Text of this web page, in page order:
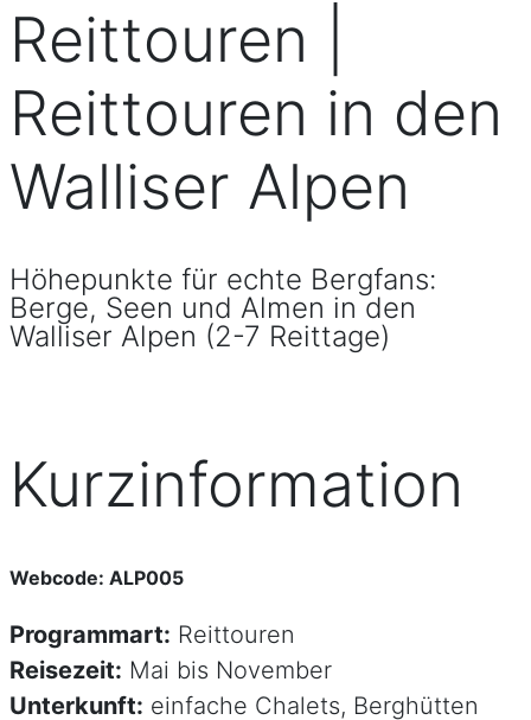
Reittouren |
Reittouren in den
Walliser Alpen
Höhepunkte für echte Bergfans:
Berge, Seen und Almen in den
Walliser Alpen (2-7 Reittage)
Kurzinformation
Webcode: ALP005
Programmart: Reittouren
Reisezeit: Mai bis November
Unterkunft: einfache Chalets, Berghütten